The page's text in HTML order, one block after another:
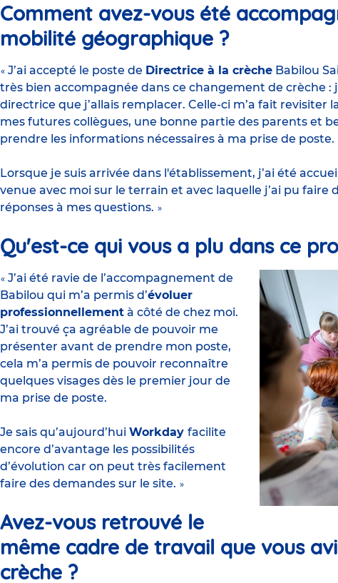
Comment avez-vous été
mobilité géographique ?
« J’ai accepté le poste de Directrice à la crèche Babilou
très bien accompagnée dans ce changement de crèche :
directrice que j’allais remplacer. Celle-ci m’a fait revisiter
mes futures collègues, une bonne partie des parents et
prendre les informations nécessaires à ma prise de poste.
Lorsque je suis arrivée dans l'établissement, j’ai été
venue avec moi sur le terrain et avec laquelle j’ai pu faire
réponses à mes questions. »
Qu'est-ce qui vous a plu dans ce
« J’ai été ravie de l’accompagnement de
Babilou qui m’a permis d’évoluer
professionnellement à côté de chez moi.
J’ai trouvé ça agréable de pouvoir me
présenter avant de prendre mon poste,
cela m’a permis de pouvoir reconnaître
quelques visages dès le premier jour de
ma prise de poste.
Je sais qu’aujourd’hui Workday facilite
encore d’avantage les possibilités
d’évolution car on peut très facilement
faire des demandes sur le site. »
Avez-vous retrouvé le
même cadre de travail que vous
crèche ?